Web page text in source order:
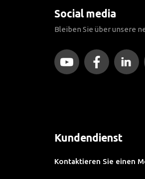
Social media
Bleiben Sie über unsere
Kundendienst
Kontaktieren Sie einen